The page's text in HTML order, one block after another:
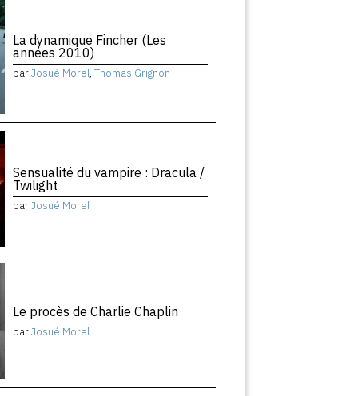
La dynamique Fincher (Les
années 2010)
parJosué Morel, Thomas Grignon
Sensualité du vampire : Dracula /
Twilight
parJosué Morel
Le procès de Charlie Chaplin
parJosué Morel